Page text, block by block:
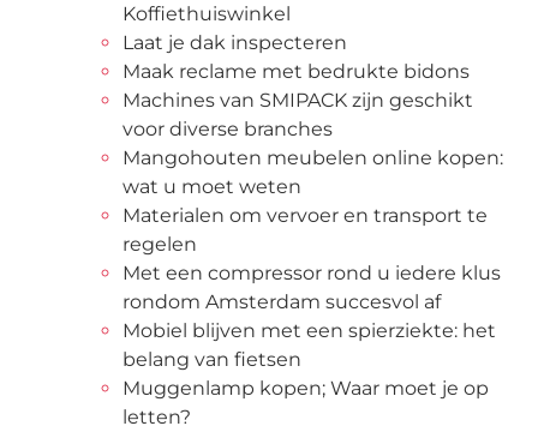
Koffiethuiswinkel
Laat je dak inspecteren
Maak reclame met bedrukte bidons
Machines van SMIPACK zijn geschikt
voor diverse branches
Mangohouten meubelen online kopen:
wat u moet weten
Materialen om vervoer en transport te
regelen
Met een compressor rond u iedere klus
rondom Amsterdam succesvol af
Mobiel blijven met een spierziekte: het
belang van fietsen
Muggenlamp kopen; Waar moet je op
letten?